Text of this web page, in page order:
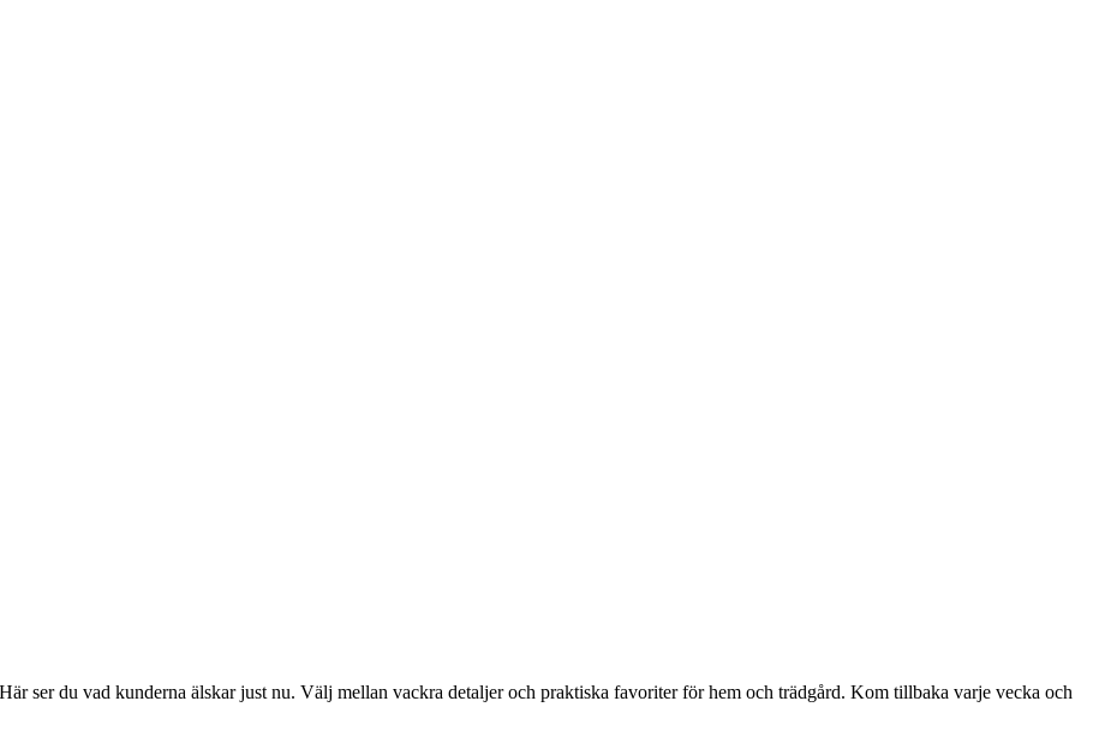
ser du vad kunderna älskar just nu. Välj mellan vackra detaljer och praktiska favoriter för hem och trädgård. Kom tillbaka varje vecka och